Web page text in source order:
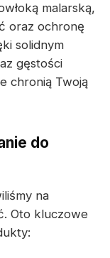
malarską,
oraz ochronę
solidnym
gęstości
chronią Twoją
do
na
Oto kluczowe